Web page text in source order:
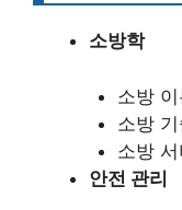
소방학
소방 이
소방
소방
안전 관리